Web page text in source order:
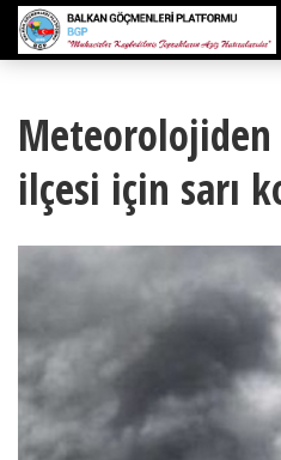
Meteorolojiden
ilçesi için sarı